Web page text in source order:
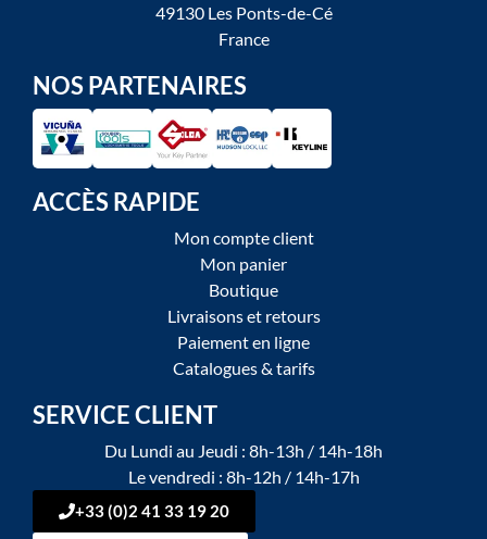
49130 Les Ponts-de-Cé
France
NOS PARTENAIRES
ACCÈS RAPIDE
Mon compte client
Mon panier
Boutique
Livraisons et retours
Paiement en ligne
Catalogues & tarifs
SERVICE CLIENT
Du Lundi au Jeudi : 8h-13h / 14h-18h
Le vendredi : 8h-12h / 14h-17h
+33 (0)2 41 33 19 20